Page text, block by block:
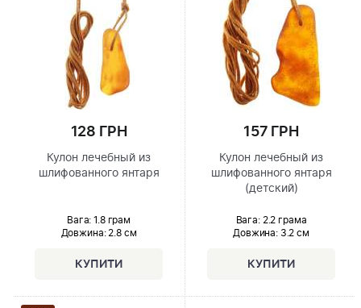
128 ГРН
Кулон лечебный из
шлифованного янтаря
Вага: 1.8 грам
Довжина:2.8 см
157 ГРН
Кулон лечебный из
шлифованного янтаря
(детский)
Вага: 2.2 грама
Довжина:3.2 см